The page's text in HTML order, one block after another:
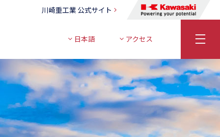
川崎重工業 公式サイト
日本語 アクセス